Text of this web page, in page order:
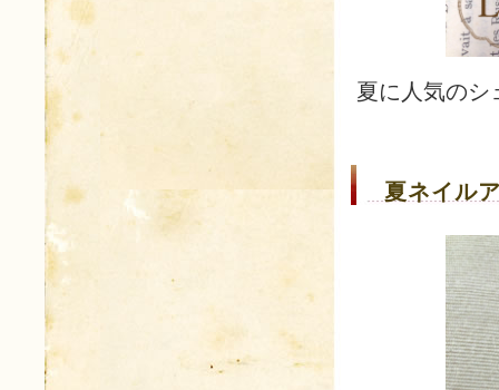
夏に人気のシ
夏ネイル